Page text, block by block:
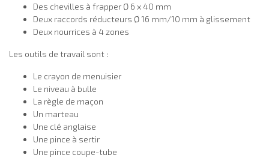
Des chevilles à frapper Ø 6 x 40 mm
Deux raccords réducteurs Ø 16 mm/10 mm à glissement
Deux nourrices à 4 zones
Les outils de travail sont :
Le crayon de menuisier
Le niveau à bulle
La règle de maçon
Un marteau
Une clé anglaise
Une pince à sertir
Une pince coupe-tube